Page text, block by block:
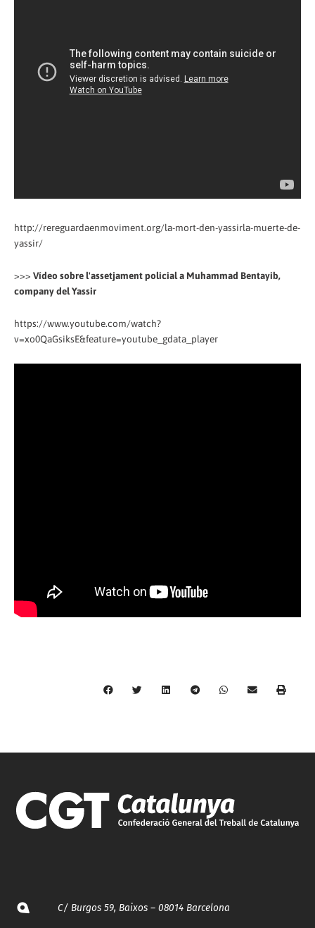
http://rereguardaenmoviment.org/la-mort-den-yassirla-muerte-de-
yassir/
>>> Vídeo sobre l'assetjament policial a Muhammad Bentayib,
company del Yassir
https://www.youtube.com/watch?
v=xo0QaGsiksE&feature=youtube_gdata_player
C/ Burgos 59, Baixos – 08014 Barcelona